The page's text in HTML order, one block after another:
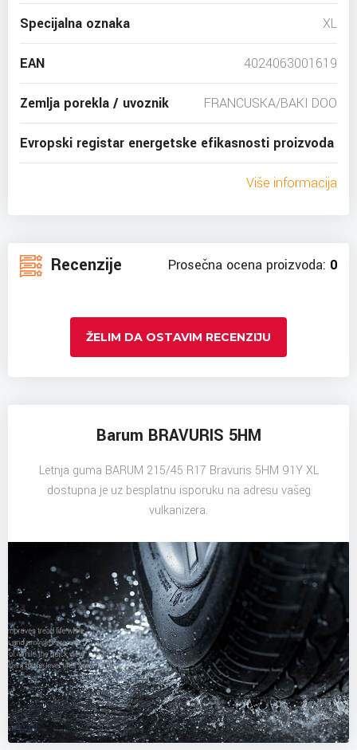
Specijalna oznaka XL
EAN 4024063001619
Zemlja porekla / uvoznik FRANCUSKA/BAKI DOO
Evropski registar energetske efikasnosti proizvoda
Više informacija
Recenzije Prosečna ocena proizvoda: 0
ŽELIM DA OSTAVIM RECENZIJU
Barum BRAVURIS 5HM
Letnja guma BARUM 215/45 R17 Bravuris 5HM 91Y XL
dostupna je uz besplatnu isporuku na adresu vašeg
vulkanizera.